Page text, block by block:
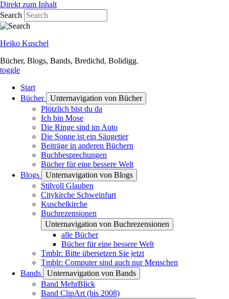
Direkt zum Inhalt
Search
Heiko Kuschel
Bücher, Blogs, Bands, Bredichd, Bolidigg.
toggle
Start
Bücher
Unternavigation von Bücher
Plötzlich bist du da
Ich bin Mose
Die Ringe sind im Auto
Die Sonne ist ein Säugetier
Beiträge in anderen Büchern
Buchbesprechungen
Bücher für eine bessere Welt
Blogs
Unternavigation von Blogs
Stilvoll Glauben
Citykirche Schweinfurt
Kuschelkirche
Buchrezensionen
Unternavigation von Buchrezensionen
alle Bücher
Bücher für eine bessere Welt
Tmblr: Bitte übersetzen Sie jetzt
Tmblr: Computer sind auch nur Menschen
Bands
Unternavigation von Bands
Band MehrBlick
Band ClipArt (bis 2008)